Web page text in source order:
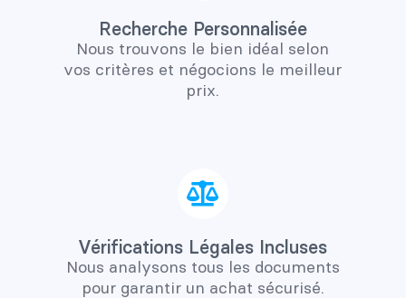
Recherche Personnalisée
Nous trouvons le bien idéal selon
vos critères et négocions le meilleur
prix.
Vérifications Légales Incluses
Nous analysons tous les documents
pour garantir un achat sécurisé.